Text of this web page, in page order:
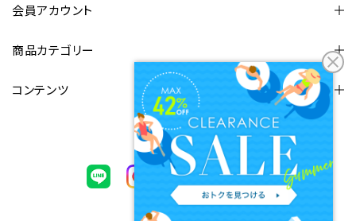
会員アカウント
商品カテゴリー
コンテンツ
FOLLOW US